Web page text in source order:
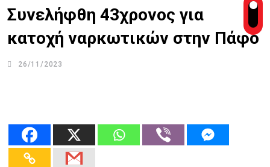
Συνελήφθη 43χρονος για
κατοχή ναρκωτικών στην Πάφο
26/11/2023